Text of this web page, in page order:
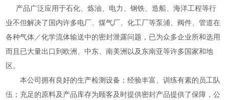
产品广泛应用于石化、炼油、电力、钢铁、造船、海洋工程等行
业不但解决了国内许多电厂、煤气厂、化工厂等泵浦、阀件、管道在
各种气体／化学流体输送中的密封泄露问题，已为众多企业所和选用
而且已大量出口到欧洲、中东、南美洲以及东南亚等许多国家和地
区。
本公司拥有良好的生产检测设备；经验丰富、训练有素的员工队
伍；充足的原料及产品库存为顾客及时提供密封产品提供了保障，公